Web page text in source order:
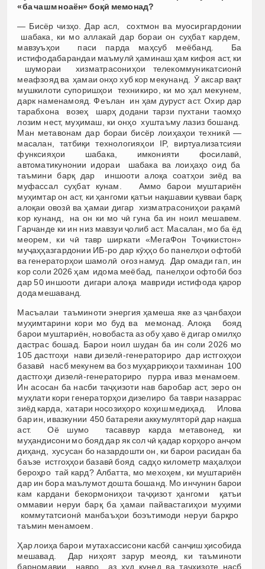
«ба чашм ноаён»боқӣ мемонад?
— Бисёр чизҳо. Дар асл, сохтмон ва муосиргардонии
шабака, ки мо аллакай дар бораи он суҳбат кардем,
мавзуъҳои паси парда маҳсуб меёбанд. Ба
истифодабарандаи маъмулӣ ҳаминаш ҳам кифоя аст, ки
шумораи хизматрасониҳои телекоммуникатсионӣ
меафзояд ва ҳамаи онҳо хуб кор мекунанд. Ӯ аксар вақт
мушкилоти супоришҳои техникиро, ки мо ҳал мекунем,
дарк наменамояд. Феълан ин ҳам дуруст аст. Охир дар
тарабхона возеҳ шарҳ додани тарзи пухтани таомҳо
лозим нест, муҳимаш, ки онҳо хуштаъму лазиз бошанд.
Ман метавонам дар бораи бисёр лоиҳаҳои техникӣ —
масалан, татбиқи технологияҳои IP, виртуализатсияи
функсияҳои шабака, имконияти фосилавӣ,
автоматикунонии идораи шабака ва лоиҳаҳо оид ба
таъмини барқ дар иншооти алоқа соатҳои зиёд ва
муфассал суҳбат кунам. Аммо барои муштариён
муҳимтар он аст, ки ҳангоми қатъи нақшавии қувваи барқ
алоқаи овозӣ ва ҳамаи дигар хизматрасониҳои рақамӣ
кор кунанд, на он ки мо чӣ гуна ба ин ноил мешавем.
Гарчанде ки ин низ мавзуи ҷолиб аст. Масалан, мо ба ёд
меорем, ки чӣ тавр ширкати «МегаФон Тоҷикистон»
муҷаҳҳазгардонии ИБ-ро дар кӯҳҳо бо панелҳои офтобӣ
ва генераторҳои шамолӣ оғоз намуд. Дар омади гап, ин
кор соли 2026 ҳам идома меёбад, панелҳои офтобӣ боз
дар 50 иншооти дигари алоқа мавриди истифода қарор
дода мешаванд.
Масъалаи таъминоти энергия ҳамеша яке аз ҷанбаҳои
муҳимтарини кори мо буд ва мемонад. Алоқа бояд
барои муштариён, новобаста аз обу ҳаво ё дигар омилҳо
дастрас бошад. Барои ноил шудан ба ин соли 2026 мо
105 дастгоҳи нави дизелӣ-генераториро дар истгоҳҳои
базавӣ насб мекунем ва боз муҳаррикҳои тахминан 100
дастгоҳи дизелӣ-генераториро пурра иваз менамоем.
Ин асосан ба насби таҷҳизоти нав баробар аст, зеро он
муҳлати кори генераторҳои дизелиро ба таври назаррас
зиёд карда, хатари носозиҳоро коҳиш медиҳад. Илова
бар ин, ивазкунии 450 батареяи аккумуляторӣ дар нақша
аст. Оё шумо тасаввур карда метавонед, ки
муҳандисони мо бояд дар як сол чӣ қадар корҳоро анҷом
диҳанд, хусусан бо назардошти он, ки барои расидан ба
баъзе истгоҳҳои базавӣ бояд садҳо километр маҳалҳои
бероҳро тай кард? Албатта, мо мехоҳем, ки муштариён
дар ин бора маълумот дошта бошанд. Мо инчунин барои
кам кардани бекормониҳои таҷҳизот ҳангоми қатъи
оммавии неруи барқ ​​ба ҳамаи пайвастагиҳои муҳими
коммутатсионӣ манбаъҳои боэътимоди неруи барқро ​​​​
таъмин менамоем.
Ҳар лоиҳа барои мутахассисони касбӣ санҷиш ҳисобида
мешавад. Дар ниҳоят зарур меояд, ки таъминоти
барномавии навро аз худ кунед ва таҷҳизоте насб